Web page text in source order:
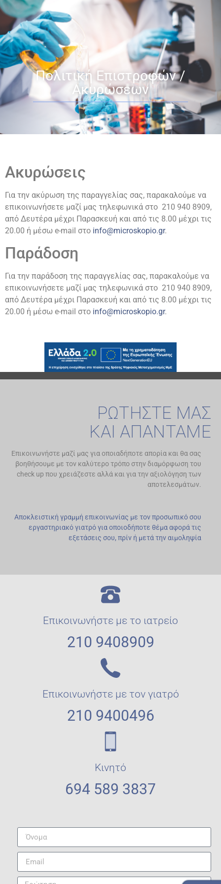
Πολιτική Επιστροφών /
Ακυρώσεων
Ακυρώσεις
Για την ακύρωση της παραγγελίας σας, παρακαλούμε να
επικοινωνήσετε μαζί μας τηλεφωνικά στο 210 940 8909,
από Δευτέρα μέχρι Παρασκευή και από τις 8.00 μέχρι τις
20.00 ή μέσω e-mail στο info@microskopio.gr.
Παράδοση
Για την παράδοση της παραγγελίας σας, παρακαλούμε να
επικοινωνήσετε μαζί μας τηλεφωνικά στο 210 940 8909,
από Δευτέρα μέχρι Παρασκευή και από τις 8.00 μέχρι τις
20.00 ή μέσω e-mail στο info@microskopio.gr.
ΡΩΤΗΣΤΕ ΜΑΣ
ΚΑΙ ΑΠΑΝΤΑΜΕ
Επικοινωνήστε μαζί μας για οποιαδήποτε απορία και θα σας
βοηθήσουμε με τον καλύτερο τρόπο στην διαμόρφωση του
check up που χρειάζεστε αλλά και για την αξιολόγηση των
αποτελεσμάτων.
Αποκλειστική γραμμή επικοινωνίας με τον προσωπικό σου
εργαστηριακό γιατρό για οποιοδήποτε θέμα αφορά τις
εξετάσεις σου, πρίν ή μετά την αιμοληψία
Επικοινωνήστε με το ιατρείο
210 9408909
Επικοινωνήστε με τον γιατρό
210 9400496
Κινητό
694 589 3837